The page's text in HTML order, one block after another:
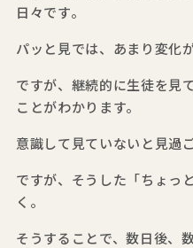
日々です。
パッと見では、あまり変化
ですが、継続的に生徒を見
ことがわかります。
意識して見ていないと見過
ですが、そうした「ちょっ
く。
そうすることで、数日後、